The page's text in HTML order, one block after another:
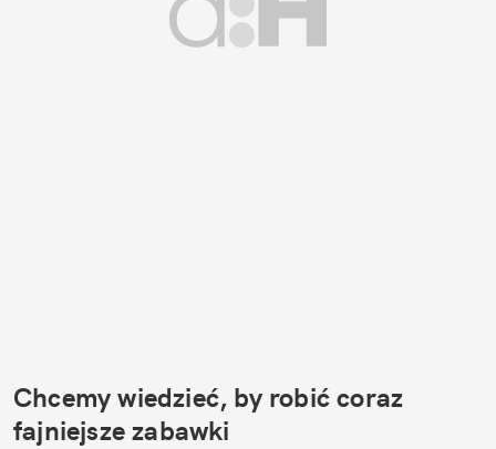
Chcemy wiedzieć, by robić coraz
fajniejsze zabawki